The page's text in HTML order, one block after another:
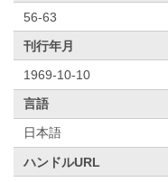
56-63
刊行年月
1969-10-10
言語
日本語
ハンドルURL